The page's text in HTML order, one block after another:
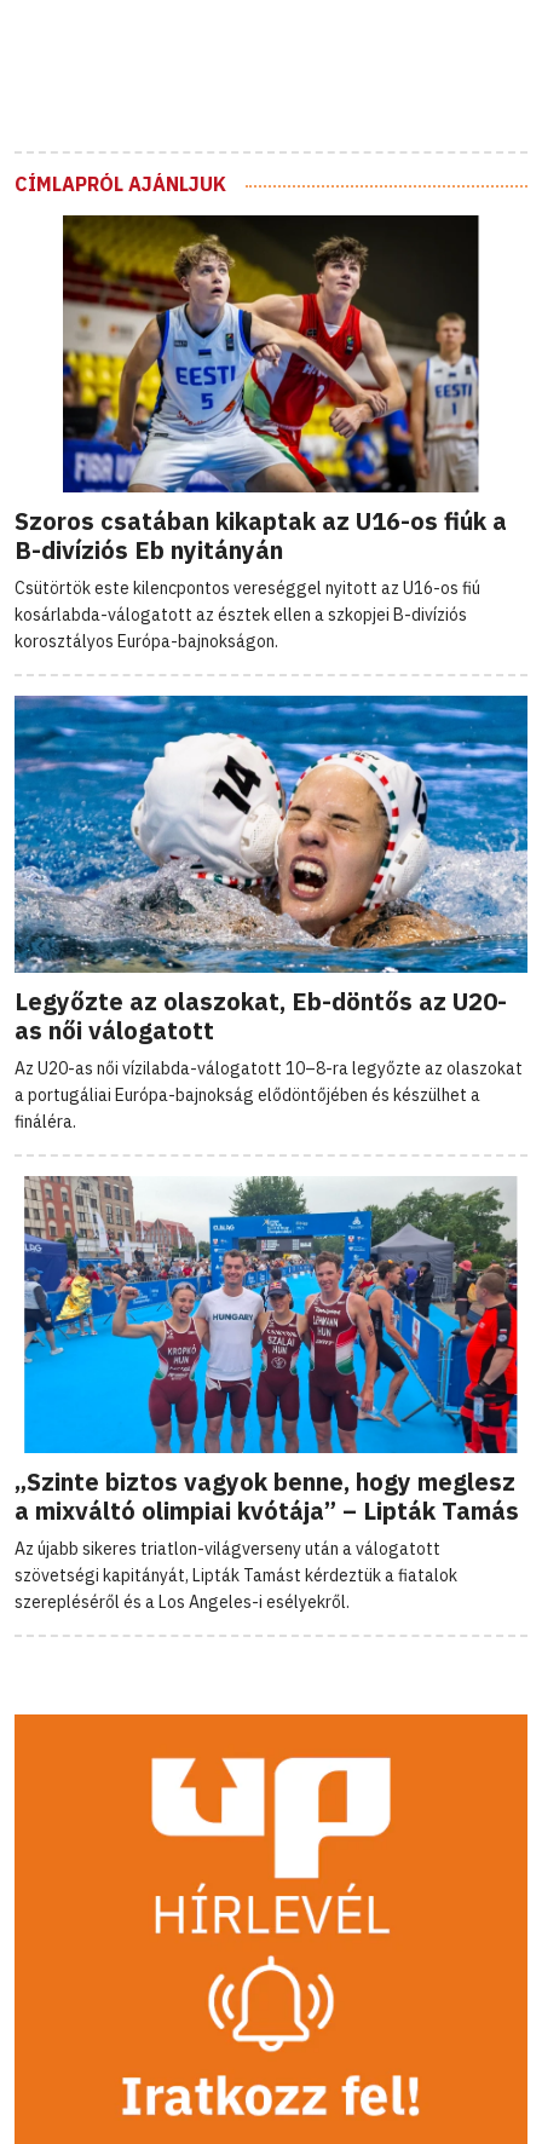
CÍMLAPRÓL AJÁNLJUK
Szoros csatában kikaptak az U16-os fiúk a
B-divíziós Eb nyitányán
Csütörtök este kilencpontos vereséggel nyitott az U16-os fiú
kosárlabda-válogatott az észtek ellen a szkopjei B-divíziós
korosztályos Európa-bajnokságon.
Legyőzte az olaszokat, Eb-döntős az U20-
as női válogatott
Az U20-as női vízilabda-válogatott 10–8-ra legyőzte az olaszokat
a portugáliai Európa-bajnokság elődöntőjében és készülhet a
fináléra.
„Szinte biztos vagyok benne, hogy meglesz
a mixváltó olimpiai kvótája” – Lipták Tamás
Az újabb sikeres triatlon-világverseny után a válogatott
szövetségi kapitányát, Lipták Tamást kérdeztük a fiatalok
szerepléséről és a Los Angeles-i esélyekről.